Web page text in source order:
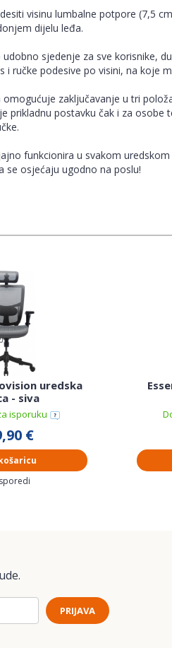
visinu lumbalne potpore (7,5
dijelu leđa.
sjedenje za sve korisnike,
i ručke podesive po visini, na koje
omogućuje zaključavanje u tri
prikladnu postavku čak i za osobe
funkcionira u svakom
se osjećaju ugodno na poslu!
uredska
- siva
isporuku
€
PRIJAVA